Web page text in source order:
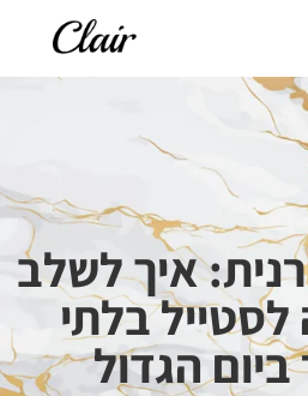
איך לשלב
לסטייל בלתי
הגדול